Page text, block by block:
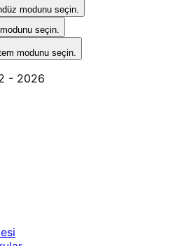
modunu seçin.
seçin.
modunu seçin.
- 2026